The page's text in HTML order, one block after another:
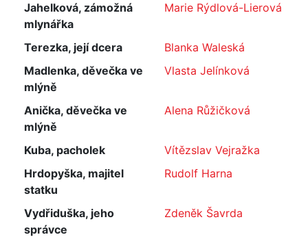
Jahelková, zámožná
mlynářka
Marie Rýdlová-Lierová
Terezka, její dcera
Blanka Waleská
Madlenka, děvečka ve
mlýně
Vlasta Jelínková
Anička, děvečka ve
mlýně
Alena Růžičková
Kuba, pacholek
Vítězslav Vejražka
Hrdopyška, majitel
statku
Rudolf Harna
Vydřiduška, jeho
správce
Zdeněk Šavrda